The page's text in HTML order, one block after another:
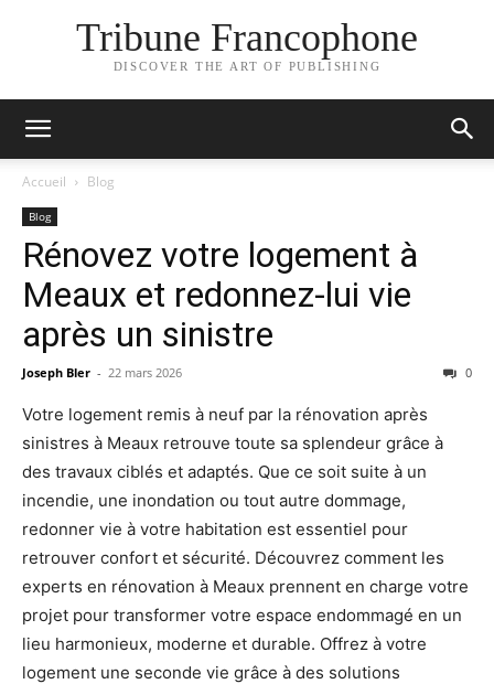
Tribune Francophone
DISCOVER THE ART OF PUBLISHING
Accueil Blog
Blog
Rénovez votre logement à
Meaux et redonnez-lui vie
après un sinistre
Joseph Bler - 22 mars 2026 0
Votre logement remis à neuf par la rénovation après
sinistres à Meaux retrouve toute sa splendeur grâce à
des travaux ciblés et adaptés. Que ce soit suite à un
incendie, une inondation ou tout autre dommage,
redonner vie à votre habitation est essentiel pour
retrouver confort et sécurité. Découvrez comment les
experts en rénovation à Meaux prennent en charge votre
projet pour transformer votre espace endommagé en un
lieu harmonieux, moderne et durable. Offrez à votre
logement une seconde vie grâce à des solutions